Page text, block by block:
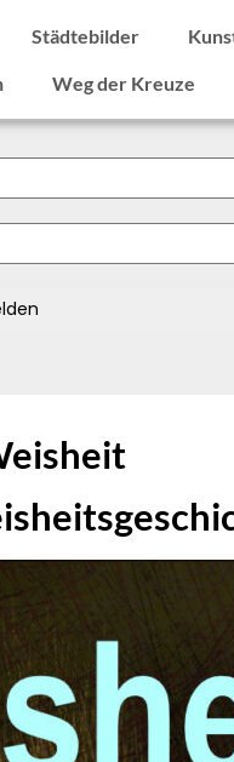
Städtebilder
Weg der Kreuze